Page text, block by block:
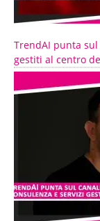
TrendAI punta
gestiti al centro